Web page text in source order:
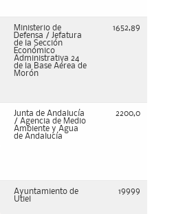
Ministerio de
Defensa / Jefatura
de la Sección
Económico
Administrativa 24
de la Base Aérea de
Morón
1652,89
Junta de Andalucía
/ Agencia de Medio
Ambiente y Agua
de Andalucía
2200,0
Ayuntamiento de
Utiel
19999